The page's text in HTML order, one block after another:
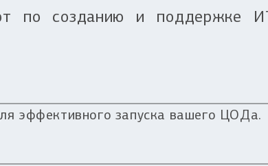
по созданию и поддержке
эффективного запуска вашего ЦОДа.